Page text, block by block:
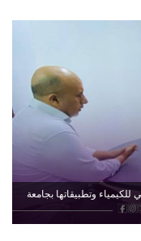
للكيمياء وتطبيقاتها بجامعة